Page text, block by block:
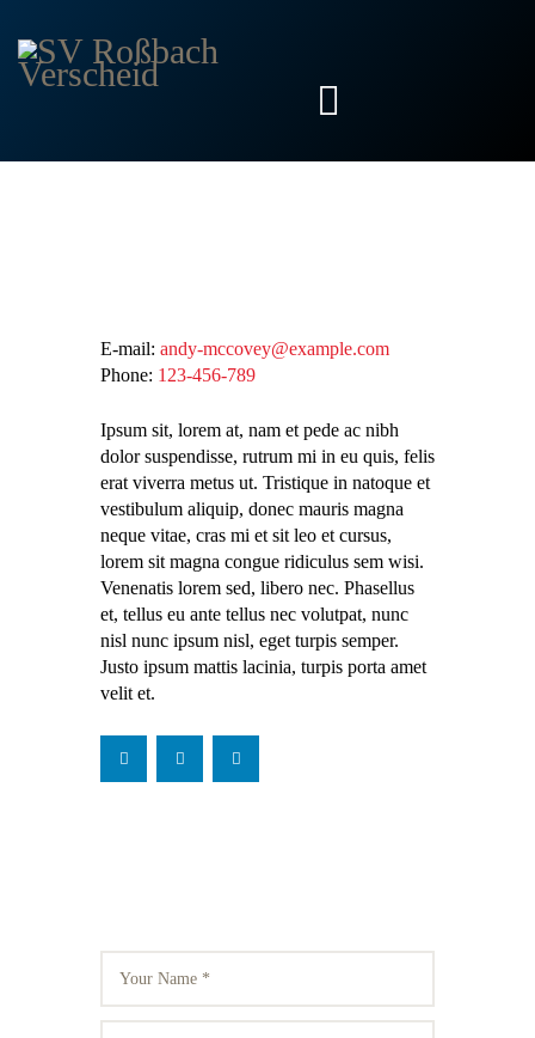
VEREIN
KONTAKT
E-mail: andy-mccovey@example.com
Phone: 123-456-789
Ipsum sit, lorem at, nam et pede ac nibh
dolor suspendisse, rutrum mi in eu quis, felis
erat viverra metus ut. Tristique in natoque et
vestibulum aliquip, donec mauris magna
neque vitae, cras mi et sit leo et cursus,
lorem sit magna congue ridiculus sem wisi.
Venenatis lorem sed, libero nec. Phasellus
et, tellus eu ante tellus nec volutpat, nunc
nisl nunc ipsum nisl, eget turpis semper.
Justo ipsum mattis lacinia, turpis porta amet
velit et.